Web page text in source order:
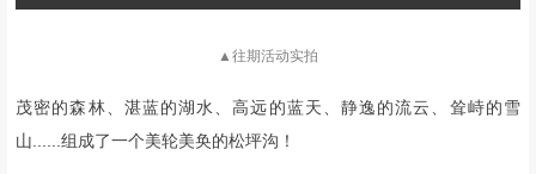
▲往期活动实拍
茂密的森林、湛蓝的湖水、高远的蓝天、静逸的流云、耸峙的雪
山......组成了一个美轮美奂的松坪沟！